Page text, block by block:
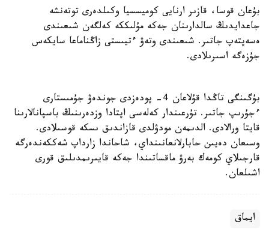
بۇعان قوسا، قازىر ارنايى كوميسسيا وكىلدەرى توتەنشە
جاعدايدىڭ سالدارىنان جەكە مۇلىككە كەلگەن شىعىندى
ەسەپتەپ جاتىر. شىعىندى وتەۋ ءتيىستى زاڭناماعا سايكەس
جۇزەگە اسىرىلادى.
بۇگىنگى تاڭدا قۇلاعان 4- پودەزدى جوندەۋ جۇمىستارى
ءجۇرىپ جاتىر. تۇرعىندار كەلەسى اپتادا وزدەرىنىڭ باسپانالارىنا
قايتا ورالادى. الدىمەن مودۋلدى قازاندىق ىسكە قوسىلادى.
وسىعان دەيىن حابارلانعانىنداي، شاحاندا زارداپ شەككەندەرگە
قارجىلاي كومەك بەرۋ ماقساتىندا جەكە قايىرىمدىلىق قورى
اشىلعان.
ايماق